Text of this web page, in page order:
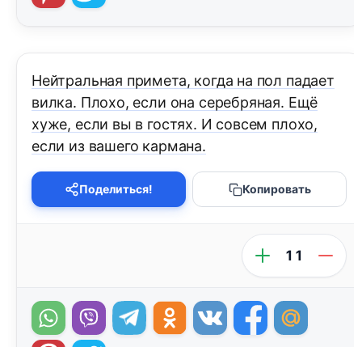
Нейтральная примета, когда на пол падает
вилка. Плохо, если она серебряная. Ещё
хуже, если вы в гостях. И совсем плохо,
если из вашего кармана.
Поделиться! Копировать
11